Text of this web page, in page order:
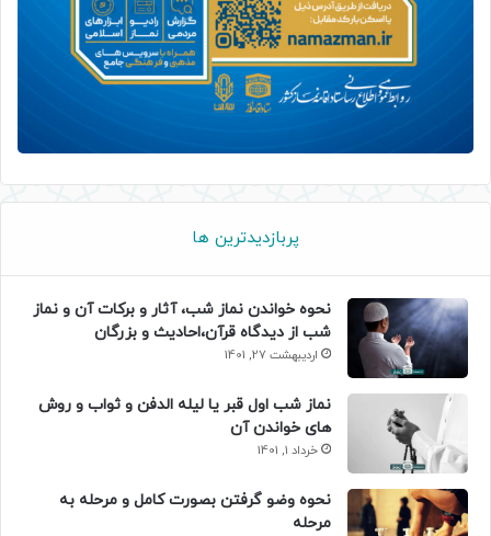
پربازدیدترین ها
نحوه خواندن نماز شب، آثار و برکات آن و نماز
شب از دیدگاه قرآن،احادیث و بزرگان
اردیبهشت 27, 1401
نماز شب اول قبر یا لیله الدفن و ثواب و روش
های خواندن آن
خرداد 1, 1401
نحوه وضو گرفتن بصورت کامل و مرحله به
مرحله